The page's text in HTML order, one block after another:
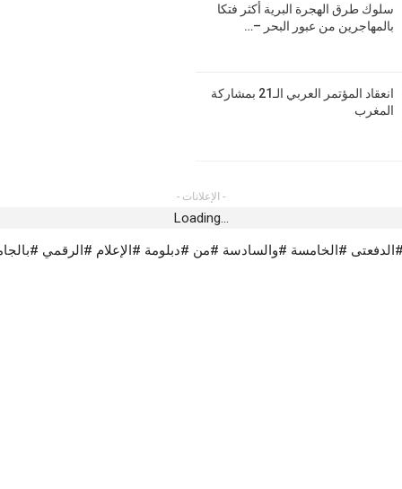
سلوك طرق الهجرة البرية أكثر فتكا
بالمهاجرين من عبور البحر –…
انعقاد المؤتمر العربي الـ21 بمشاركة
المغرب
- الإعلانات -
Loading...
#الخامسة #والسادسة #من #دبلومة #الإعلام #الرقمي